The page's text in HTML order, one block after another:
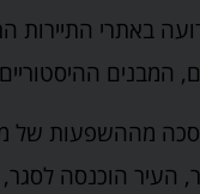
באתרי התיירות
המבנים
מההשפעות של
העיר הוכנסה